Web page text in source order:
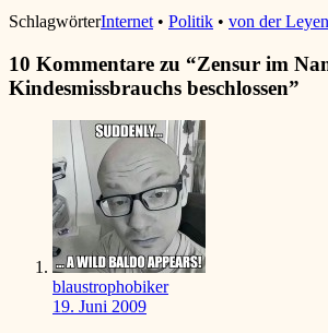
SchlagwörterInternet • Politik • von der Leyen
10 Kommentare zu “Zensur im
Kindesmissbrauchs beschlossen”
blaustrophobiker
19. Juni 2009